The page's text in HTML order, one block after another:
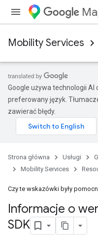
Mobility Services
Google używa technologii AI
preferowany język.
zawierać błędy.
Strona główna Usługi
Mobility Services
Czy te wskazówki były
Informacje o
SDK